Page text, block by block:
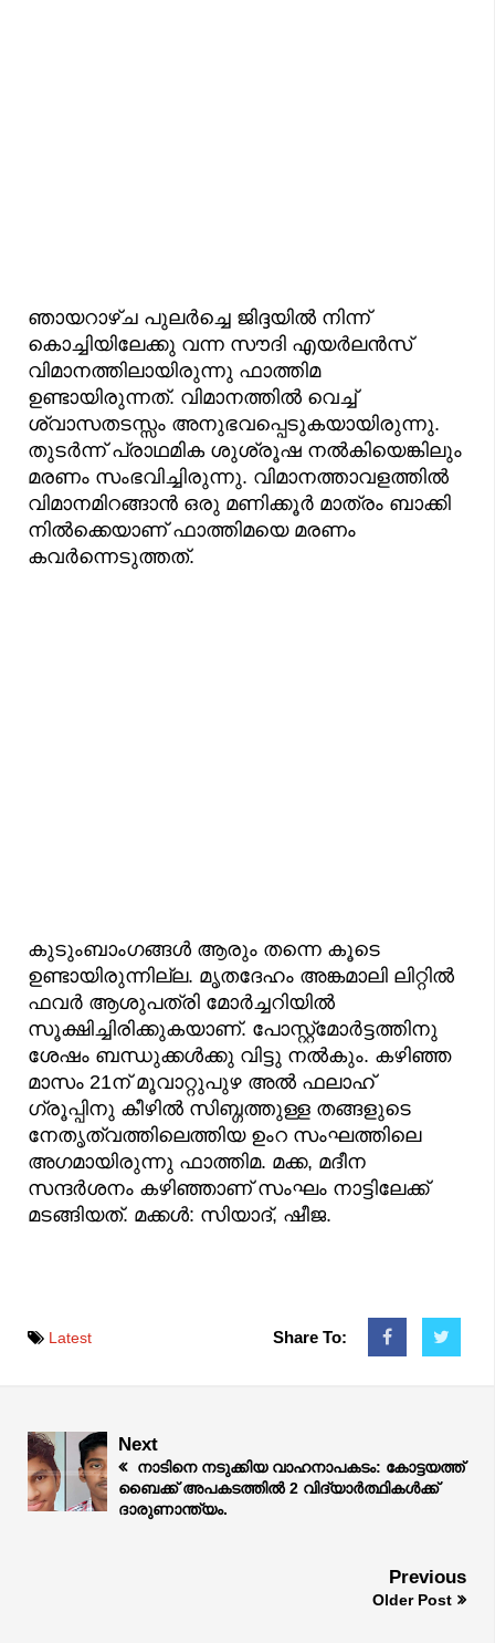
ഞായറാഴ്ച പുലര്‍ച്ചെ ജിദ്ദയില്‍ നിന്ന്
കൊച്ചിയിലേക്കു വന്ന സൗദി എയര്‍ലന്‍സ്
വിമാനത്തിലായിരുന്നു ഫാത്തിമ
ഉണ്ടായിരുന്നത്. വിമാനത്തിൽ വെച്ച്
ശ്വാസതടസ്സം അനുഭവപ്പെടുകയായിരുന്നു.
തുടർന്ന് പ്രാഥമിക ശുശ്രൂഷ നല്‍കിയെങ്കിലും
മരണം സംഭവിച്ചിരുന്നു. വിമാനത്താവളത്തിൽ
വിമാനമിറങ്ങാൻ ഒരു മണിക്കൂർ മാത്രം ബാക്കി
നിൽക്കെയാണ് ഫാത്തിമയെ മരണം
കവർന്നെടുത്തത്.
കുടുംബാംഗങ്ങള്‍ ആരും തന്നെ കൂടെ
ഉണ്ടായിരുന്നില്ല. മൃതദേഹം അങ്കമാലി ലിറ്റില്‍
ഫവര്‍ ആശുപത്രി മോര്‍ച്ചറിയില്‍
സൂക്ഷിച്ചിരിക്കുകയാണ്. പോസ്റ്റ്‌മോര്‍ട്ടത്തിനു
ശേഷം ബന്ധുക്കള്‍ക്കു വിട്ടു നല്‍കും. കഴിഞ്ഞ
മാസം 21ന് മൂവാറ്റുപുഴ അല്‍ ഫലാഹ്
ഗ്രൂപ്പിനു കീഴിൽ സിബ്ഗത്തുള്ള തങ്ങളുടെ
നേതൃത്വത്തിലെത്തിയ ഉംറ സംഘത്തിലെ
അഗമായിരുന്നു ഫാത്തിമ. മക്ക, മദീന
സന്ദര്‍ശനം കഴിഞ്ഞാണ് സംഘം നാട്ടിലേക്ക്
മടങ്ങിയത്. മക്കള്‍: സിയാദ്, ഷീജ.
Latest Share To:
Next
നാടിനെ നടുക്കിയ വാഹനാപകടം: കോട്ടയത്ത്
ബൈക്ക് അപകടത്തിൽ 2 വിദ്യാർത്ഥികൾക്ക്
ദാരുണാന്ത്യം.
Previous
Older Post